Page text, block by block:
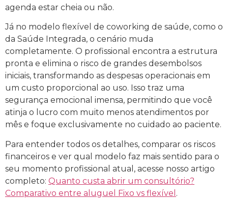
agenda estar cheia ou não.
Já no modelo flexível de coworking de saúde, como o
da Saúde Integrada, o cenário muda
completamente. O profissional encontra a estrutura
pronta e elimina o risco de grandes desembolsos
iniciais, transformando as despesas operacionais em
um custo proporcional ao uso. Isso traz uma
segurança emocional imensa, permitindo que você
atinja o lucro com muito menos atendimentos por
mês e foque exclusivamente no cuidado ao paciente.
Para entender todos os detalhes, comparar os riscos
financeiros e ver qual modelo faz mais sentido para o
seu momento profissional atual, acesse nosso artigo
completo: Quanto custa abrir um consultório?
Comparativo entre aluguel Fixo vs flexível .